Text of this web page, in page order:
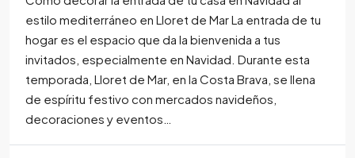
estilo mediterráneo en Lloret de Mar La entrada de tu
hogar es el espacio que da la bienvenida a tus
invitados, especialmente en Navidad. Durante esta
temporada, Lloret de Mar, en la Costa Brava, se llena
de espíritu festivo con mercados navideños,
decoraciones y eventos…